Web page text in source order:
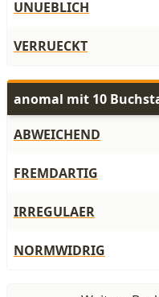
UNUEBLICH
VERRUECKT
anomal mit 10
ABWEICHEND
FREMDARTIG
IRREGULAER
NORMWIDRIG